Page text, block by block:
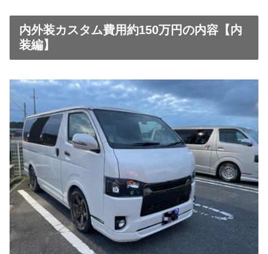
内外装カスタム費用約150万円の内容【内
装編】